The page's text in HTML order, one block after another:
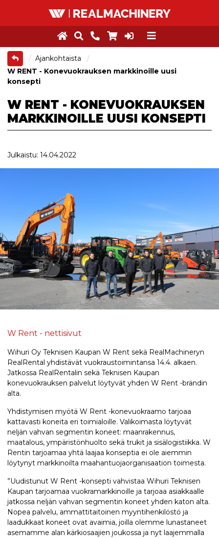
Ajankohtaista
W RENT - Konevuokrauksen markkinoille uusi
konsepti
W RENT - KONEVUOKRAUKSEN
MARKKINOILLE UUSI KONSEPTI
Julkaistu: 14.04.2022
W Rent - nettisivut
Wihuri Oy Teknisen Kaupan W Rent sekä RealMachineryn
RealRental yhdistävät vuokraustoimintansa 14.4. alkaen.
Jatkossa RealRentalin sekä Teknisen Kaupan
konevuokrauksen palvelut löytyvät yhden W Rent -brändin
alta.
Yhdistymisen myötä W Rent -konevuokraamo tarjoaa
kattavasti koneita eri toimialoille. Valikoimasta löytyvät
neljän vahvan segmentin koneet: maanrakennus,
maatalous, ympäristönhuolto sekä trukit ja sisälogistiikka. W
Rentin tarjoamaa yhtä laajaa konseptia ei ole aiemmin
löytynyt markkinoilta maahantuojaorganisaation toimesta.
”Uudistunut W Rent -konsepti vahvistaa Wihuri Teknisen
Kaupan tarjoamaa vuokramarkkinoille ja tarjoaa asiakkaalle
jatkossa neljän vahvan segmentin koneet yhden katon alta.
Nopea palvelu, ammattitaitoinen myyntihenkilöstö ja
laadukkaat koneet ovat avaimia, joilla olemme lunastaneet
asemamme alan kärkiosaajien joukossa ja nyt laajemmalla